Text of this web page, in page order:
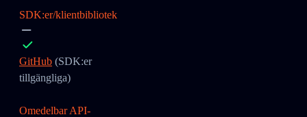
SDK:er/klientbibliotek
GitHub (SDK:er
tillgängliga)
Omedelbar API-